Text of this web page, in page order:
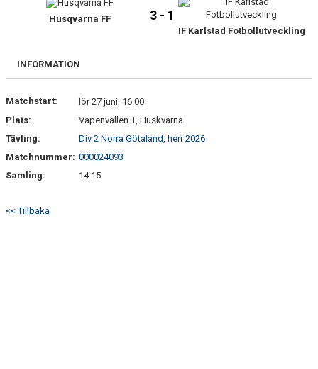
Husqvarna FF 3 - 1
IF Karlstad Fotbollutveckling
INFORMATION
Matchstart:
lör 27 juni, 16:00
Plats:
Vapenvallen 1, Huskvarna
Tävling:
Div 2 Norra Götaland, herr 2026
Matchnummer: 000024093
Samling:
14:15
<< Tillbaka